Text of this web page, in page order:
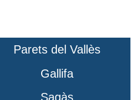
Parets del Vallès
Gallifa
Sagàs